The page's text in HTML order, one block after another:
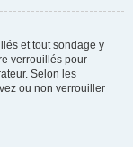
et tout sondage y
verrouillés pour
Selon les
ou non verrouiller